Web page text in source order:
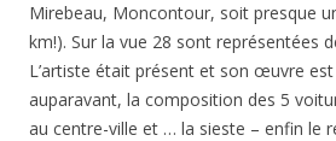
Mirebeau, Moncontour, soit presque
km!). Sur la vue 28 sont représentées
L’artiste était présent et son œuvre
auparavant, la composition des 5
au centre-ville et … la sieste – enfin le